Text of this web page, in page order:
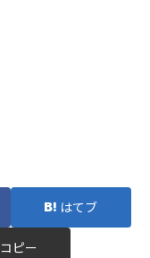
はてブ
コピー